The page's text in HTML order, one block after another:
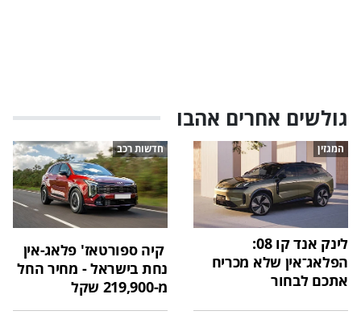
גולשים אחרים אהבו
המגזין
לינק אנד קו 08:
הפלאג־אין שלא מכריח
אתכם לבחור
חדשות רכב
קיה ספורטאז' פלאג-אין
נחת בישראל - מחיר החל
מ-219,900 שקל